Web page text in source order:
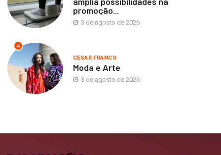
promoção...
3 de agosto de 2026
4
CESAR FRANCO
Moda e Arte
3 de agosto de 2026